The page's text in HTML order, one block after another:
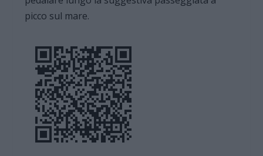
picco sul mare.